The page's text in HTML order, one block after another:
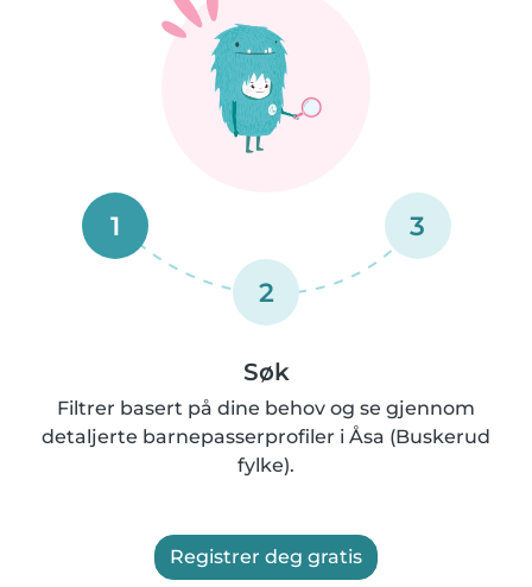
1
2
3
Søk
Filtrer basert på dine behov og se gjennom
detaljerte barnepasserprofiler i Åsa (Buskerud
fylke).
Registrer deg gratis